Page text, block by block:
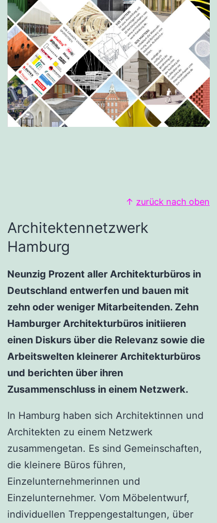
↑ zurück nach oben
Architektennetzwerk
Hamburg
Neunzig Prozent aller Architekturbüros in
Deutschland entwerfen und bauen mit
zehn oder weniger Mitarbeitenden. Zehn
Hamburger Architekturbüros initiieren
einen Diskurs über die Relevanz sowie die
Arbeitswelten kleinerer Architekturbüros
und berichten über ihren
Zusammenschluss in einem Netzwerk.
In Hamburg haben sich Architektinnen und
Architekten zu einem Netzwerk
zusammengetan. Es sind Gemeinschaften,
die kleinere Büros führen,
Einzelunternehmerinnen und
Einzelunternehmer. Vom Möbelentwurf,
individuellen Treppengestaltungen, über